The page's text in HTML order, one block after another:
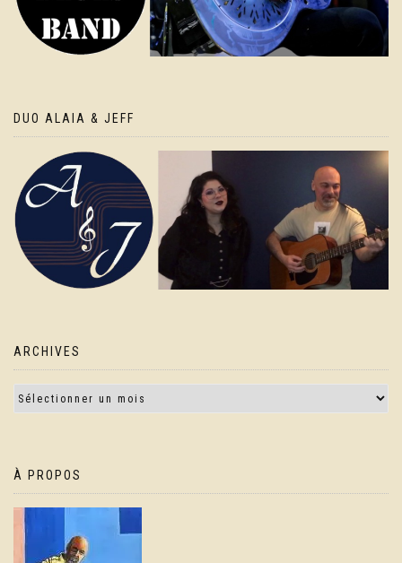
DUO ALAIA & JEFF
ARCHIVES
À PROPOS